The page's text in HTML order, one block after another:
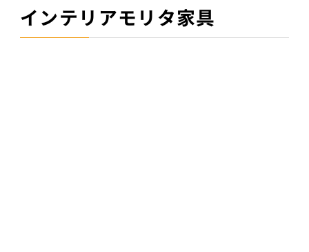
インテリアモリタ家具